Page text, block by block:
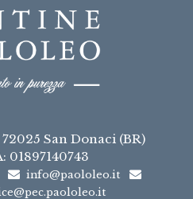
San Donaci (BR)
01897140743
info@paololeo.it